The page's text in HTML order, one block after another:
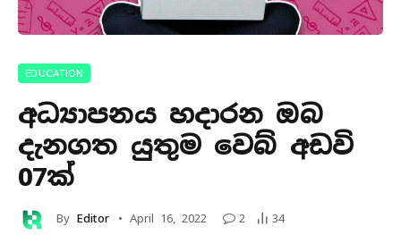
EDUCATION
අධ්‍යාපනය හදාරන ඔබ
දැනගත යුතුම වෙබ් අඩවි
07ක්
By Editor April 16, 2022 2
34